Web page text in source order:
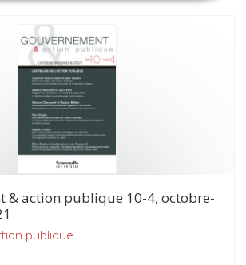
& action publique 10-4, octobre-
publique